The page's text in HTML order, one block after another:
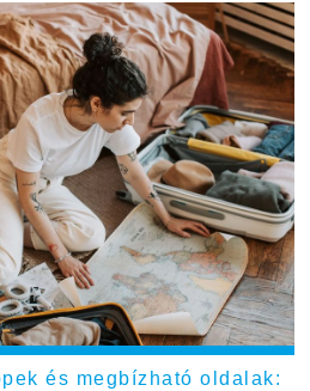
és megbízható oldalak: